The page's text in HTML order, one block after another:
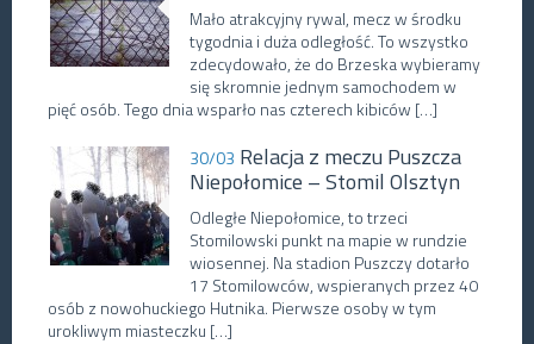
Mało atrakcyjny rywal, mecz w środku
tygodnia i duża odległość. To wszystko
zdecydowało, że do Brzeska wybieramy
się skromnie jednym samochodem w
pięć osób. Tego dnia wsparło nas czterech kibiców […]
30/03 Relacja z meczu Puszcza
Niepołomice – Stomil Olsztyn
Odległe Niepołomice, to trzeci
Stomilowski punkt na mapie w rundzie
wiosennej. Na stadion Puszczy dotarło
17 Stomilowców, wspieranych przez 40
osób z nowohuckiego Hutnika. Pierwsze osoby w tym
urokliwym miasteczku […]